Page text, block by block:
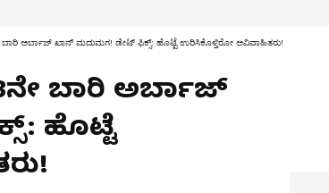
ಅರ್ಬಾಜ್​ ಖಾನ್​ ಮದುಮಗ! ಡೇಟ್​ ಫಿಕ್ಸ್​: ಹೊಟ್ಟೆ ಉರಿಸಿಕೊಳ್ತಿರೋ ಅವಿವಾಹಿತರು!
ಬಾರಿ ಅರ್ಬಾಜ್​
ಹೊಟ್ಟೆ